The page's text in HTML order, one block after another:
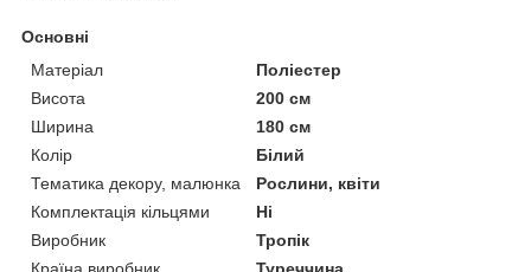
Основні
Матеріал
Поліестер
Висота
200 см
Ширина
180 см
Колір
Білий
Тематика декору, малюнка
Рослини, квіти
Комплектація кільцями
Ні
Виробник
Тропік